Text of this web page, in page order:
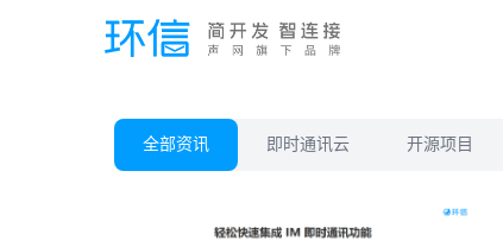
全部资讯 即时通讯云 开源项目